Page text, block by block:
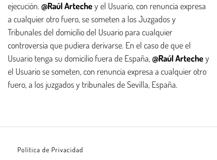
ejecución. @Raúl Artechey el Usuario, con renuncia expresa
a cualquier otro fuero, se someten a los Juzgados y
Tribunales del domicilio del Usuario para cualquier
controversia que pudiera derivarse. En el caso de que el
Usuario tenga su domicilio fuera de España, @Raúl Artechey
el Usuario se someten, con renuncia expresa a cualquier otro
fuero, a los juzgados y tribunales de Sevilla, España.
Política de Privacidad